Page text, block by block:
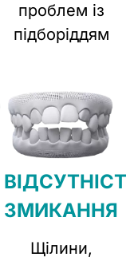
проблем із
підборіддям
ЗМИКАННЯ
Щілини,